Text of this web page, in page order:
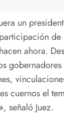
un
de
ahora.
cuernos el
señaló Juez.